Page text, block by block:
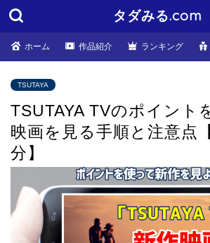
タダみる.com
ホーム 作品紹介 ランキング
TSUTAYA
TSUTAYA TVのポイント
映画を見る手順と注意点
分】